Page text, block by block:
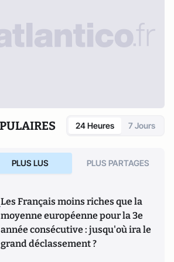
24 Heures 7 Jours
PLUS LUS PLUS PARTAGES
Les Français moins riches que la
moyenne européenne pour la 3e
année consécutive : jusqu'où ira le
grand déclassement ?